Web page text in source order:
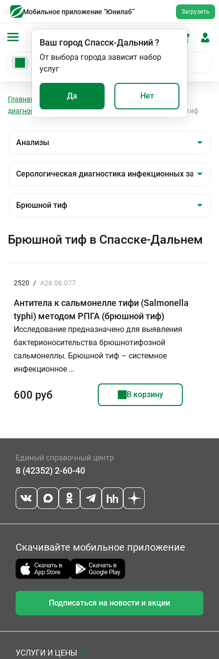
Мобильное приложение “Юнилаб” Загрузить
Ваш городСпасск-Дальний?
От выбора города зависит набор
услуг
Да Нет
Главная Анализы
Серологическая
диагностика инфекционных заболеваний
Брюшной тиф
Брюшной тиф в Спасске-Дальнем
2520 / A26.06.077
Антитела к сальмонелле тифи (Salmonella
typhi) методом РПГА (брюшной тиф)
Исследование предназначено для выявления
бактерионосительства брюшнотифозной
сальмонеллы. Брюшной тиф – системное
инфекционное …
600 руб В корзину
Единый справочный центр
8 (42352) 2-60-40
Скачивайте мобильное приложение
Подписаться на новости и акции
УСЛУГИ И ЦЕНЫ